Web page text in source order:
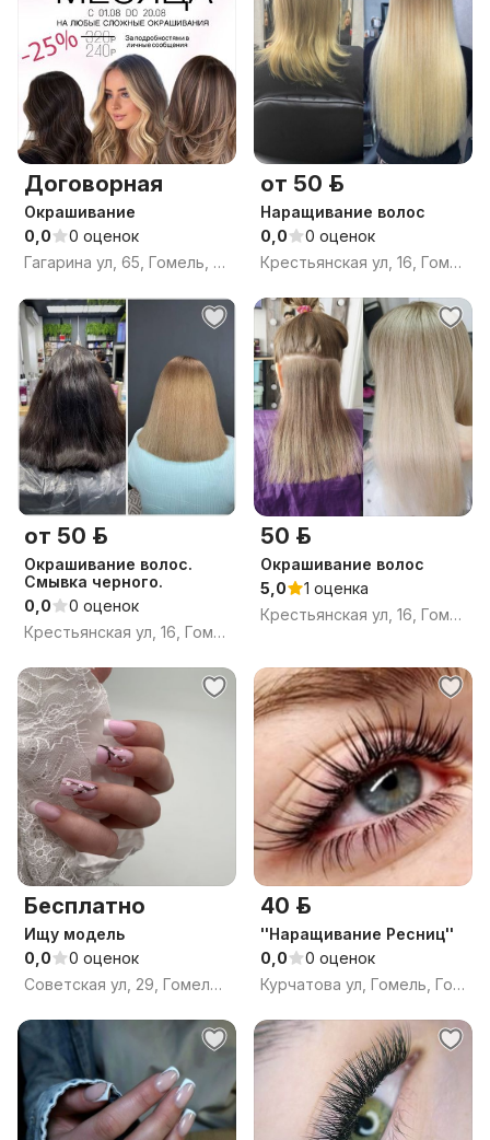
Договорная
Окрашивание
0,0
0 оценок
Гагарина ул, 65, Гомель, Гомельская область
от 50 р.
Наращивание волос
0,0
0 оценок
Крестьянская ул, 16, Гомель, Гомельская область
от 50 р.
Окрашивание волос.
Смывка черного.
0,0
0 оценок
Крестьянская ул, 16, Гомель, Гомельская область
50 р.
Окрашивание волос
5,0
1 оценка
Крестьянская ул, 16, Гомель, Гомельская область
Бесплатно
Ищу модель
0,0
0 оценок
Советская ул, 29, Гомель, Гомельская область
40 р.
''Наращивание Ресниц''
0,0
0 оценок
Курчатова ул, Гомель, Гомельская область